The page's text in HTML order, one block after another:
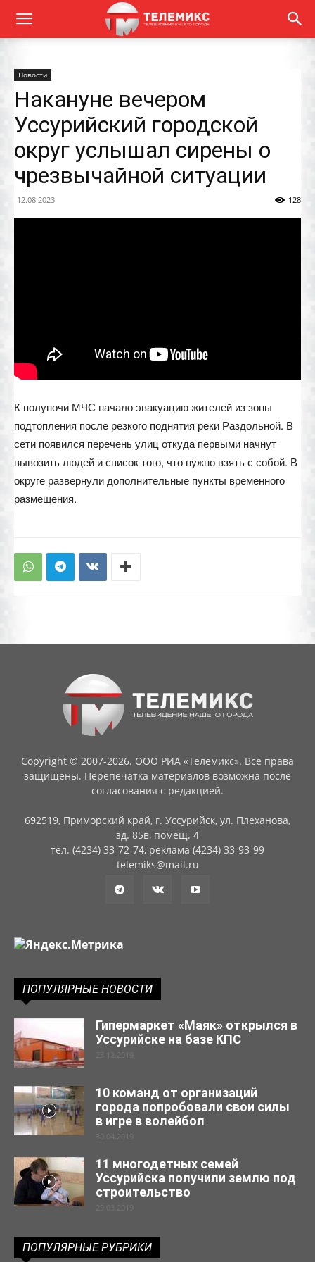
Новости
Накануне вечером
Уссурийский городской
округ услышал сирены о
чрезвычайной ситуации
12.08.2023 128
К полуночи МЧС начало эвакуацию жителей из зоны
подтопления после резкого поднятия реки Раздольной. В
сети появился перечень улиц откуда первыми начнут
вывозить людей и список того, что нужно взять с собой. В
округе развернули дополнительные пункты временного
размещения.
Copyright © 2007-2026. ООО РИА «Телемикс». Все права
защищены. Перепечатка материалов возможна после
согласования с редакцией.
692519, Приморский край, г. Уссурийск, ул. Плеханова,
зд. 85в, помещ. 4
тел. (4234) 33-72-74, реклама (4234) 33-93-99
telemiks@mail.ru
ПОПУЛЯРНЫЕ НОВОСТИ
Гипермаркет «Маяк» открылся в
Уссурийске на базе КПС
23.12.2019
10 команд от организаций
города попробовали свои силы
в игре в волейбол
30.04.2019
11 многодетных семей
Уссурийска получили землю под
строительство
29.03.2019
ПОПУЛЯРНЫЕ РУБРИКИ